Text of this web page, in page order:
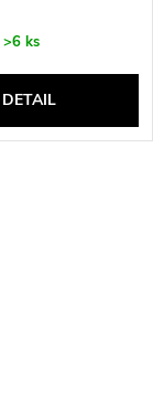
>6 ks
DETAIL